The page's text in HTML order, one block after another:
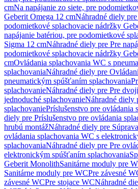
cmNa napájanie zo siete, pre
Geberit Omega 12 cmNáhradné diely
podomietkové splachovacie nádržky
napájanie batériou, pre podomietkové
Sigma 12 cmNáhradné diely pre Pre
podomietkové splachovacie nádržky
cmOvládania splachovania WC s
splachovaniaNáhradné diely pre
pneumatickým spúšťaním splachovania
splachovanieNáhradné diely pre Pre
jednoduché splachovanieNáhradné diely
splachovaniePríslušenstvo pre ovládania
diely pre Príslušenstvo pre ovládania
hrubú montážNáhradné diely pre
ovládania splachovania WC s
splachovaniaNáhradné diely pre Pre
elektronickým spúšťaním splachovania
Geberit MonolithSanitárne moduly pre
Sanitárne moduly pre WCPre závesné
závesné WCPre stojace WCNáhradné